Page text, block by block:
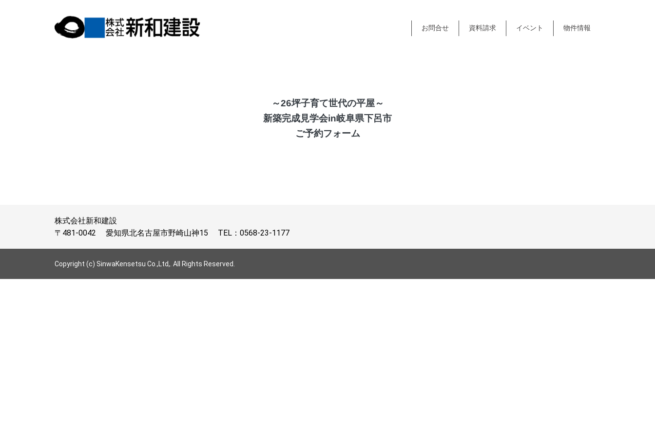
お問合せ 資料請求 イベント 物件情報
～26坪子育て世代の平屋～
新築完成見学会in岐阜県下呂市
ご予約フォーム
株式会社新和建設
〒481-0042
愛知県北名古屋市野崎山神15 TEL： 0568-23-1177
Copyright (c) SinwaKensetsu Co.,Ltd,. All Rights Reserved.